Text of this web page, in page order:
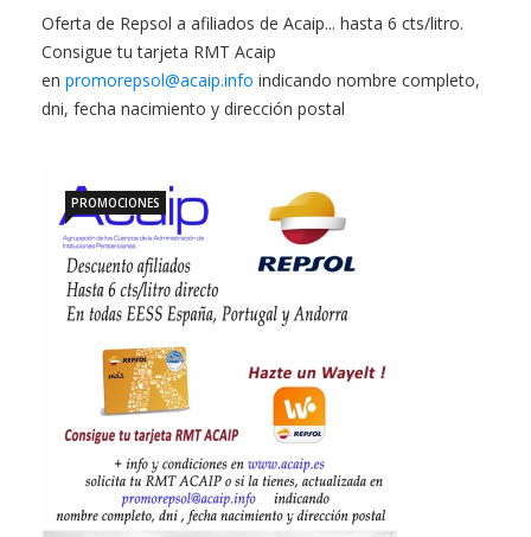
Oferta de Repsol a afiliados de Acaip... hasta 6 cts/litro.
Consigue tu tarjeta RMT Acaip
en promorepsol@acaip.info indicando nombre completo,
dni, fecha nacimiento y dirección postal
PROMOCIONES